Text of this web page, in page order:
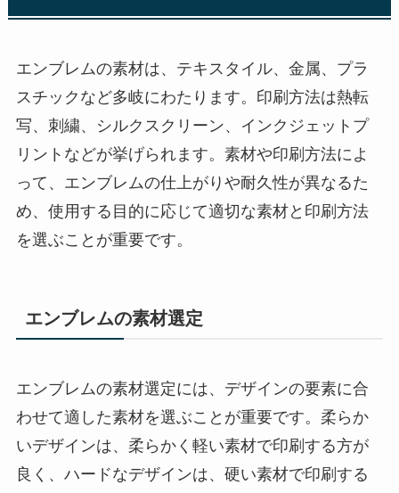
エンブレムの素材は、テキスタイル、金属、プラ
スチックなど多岐にわたります。印刷方法は熱転
写、刺繍、シルクスクリーン、インクジェットプ
リントなどが挙げられます。素材や印刷方法によ
って、エンブレムの仕上がりや耐久性が異なるた
め、使用する目的に応じて適切な素材と印刷方法
を選ぶことが重要です。
エンブレムの素材選定
エンブレムの素材選定には、デザインの要素に合
わせて適した素材を選ぶことが重要です。柔らか
いデザインは、柔らかく軽い素材で印刷する方が
良く、ハードなデザインは、硬い素材で印刷する